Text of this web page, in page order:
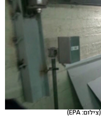
(צילום: EPA)